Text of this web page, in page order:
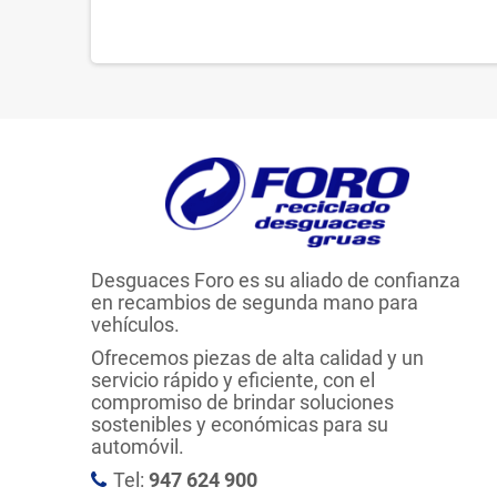
Desguaces Foro es su aliado de confianza
en recambios de segunda mano para
vehículos.
Ofrecemos piezas de alta calidad y un
servicio rápido y eficiente, con el
compromiso de brindar soluciones
sostenibles y económicas para su
automóvil.
Tel: 947 624 900